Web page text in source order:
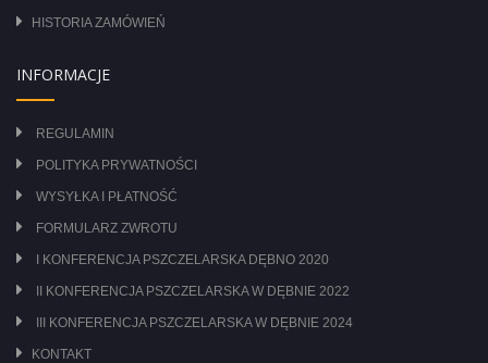
HISTORIA ZAMÓWIEŃ
INFORMACJE
REGULAMIN
POLITYKA PRYWATNOŚCI
WYSYŁKA I PŁATNOŚĆ
FORMULARZ ZWROTU
I KONFERENCJA PSZCZELARSKA DĘBNO 2020
II KONFERENCJA PSZCZELARSKA W DĘBNIE 2022
III KONFERENCJA PSZCZELARSKA W DĘBNIE 2024
KONTAKT